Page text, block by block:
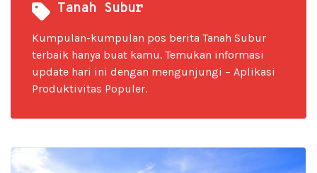
Tanah Subur
Kumpulan-kumpulan pos berita Tanah Subur
terbaik hanya buat kamu. Temukan informasi
update hari ini dengan mengunjungi – Aplikasi
Produktivitas Populer.